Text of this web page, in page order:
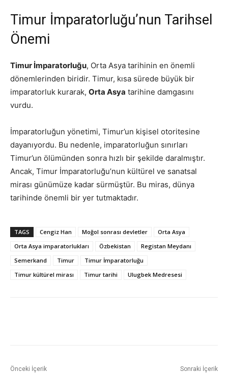
Timur İmparatorluğu’nun Tarihsel
Önemi
Timur İmparatorluğu, Orta Asya tarihinin en önemli
dönemlerinden biridir. Timur, kısa sürede büyük bir
imparatorluk kurarak, Orta Asya tarihine damgasını
vurdu.
İmparatorluğun yönetimi, Timur’un kişisel otoritesine
dayanıyordu. Bu nedenle, imparatorluğun sınırları
Timur’un ölümünden sonra hızlı bir şekilde daralmıştır.
Ancak, Timur İmparatorluğu’nun kültürel ve sanatsal
mirası günümüze kadar sürmüştür. Bu miras, dünya
tarihinde önemli bir yer tutmaktadır.
TAGS Cengiz Han Moğol sonrası devletler
Orta Asya
Orta Asya imparatorlukları
Özbekistan
Registan Meydanı
Semerkand
Timur
Timur İmparatorluğu
Timur kültürel mirası
Timur tarihi Ulugbek Medresesi
Önceki İçerik Sonraki İçerik